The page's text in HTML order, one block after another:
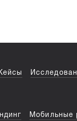
Мобильные